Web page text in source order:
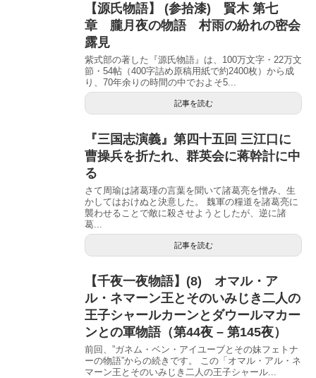
【源氏物語】 (参拾漆) 賢木 第七
章 朧月夜の物語 村雨の紛れの密会
露見
紫式部の著した『源氏物語』は、100万文字・22万文
節・54帖（400字詰め原稿用紙で約2400枚）から成
り、70年余りの時間の中でおよそ5...
記事を読む
『三国志演義』第四十五回 三江口に
曹操兵を折たれ、群英会に蒋幹計に中
る
さて周瑜は諸葛瑾の言葉を聞いて諸葛亮を憎み、生
かしてはおけぬと決意した。 魏軍の糧道を諸葛亮に
襲わせることで敵に殺させようとしたが、逆に諸
葛...
記事を読む
【千夜一夜物語】(8) オマル・ア
ル・ネマーン王とそのいみじき二人の
王子シャールカーンとダウールマカー
ンとの軍物語（第44夜 – 第145夜）
前回、”ガネム・ベン・アイユーブとその妹フェトナ
ーの物語”からの続きです。 この「オマル・アル・ネ
マーン王とそのいみじき二人の王子シャール...